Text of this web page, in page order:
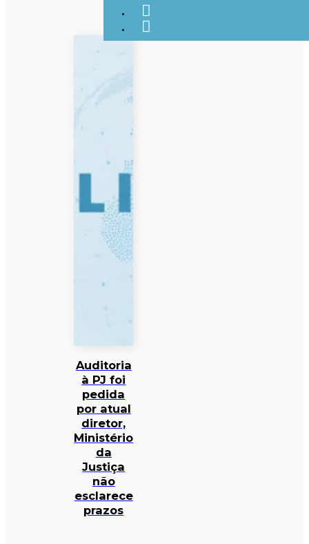
Auditoria
à PJ foi
pedida
por atual
diretor,
Ministério
da
Justiça
não
esclarece
prazos